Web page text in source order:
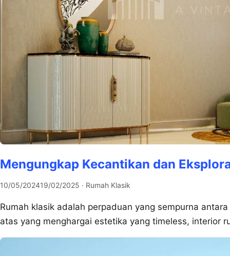
Mengungkap Kecantikan dan
10/05/202419/02/2025 · Rumah Klasik
Rumah klasik adalah perpaduan yang sempurna
atas yang menghargai estetika yang timeless, interior